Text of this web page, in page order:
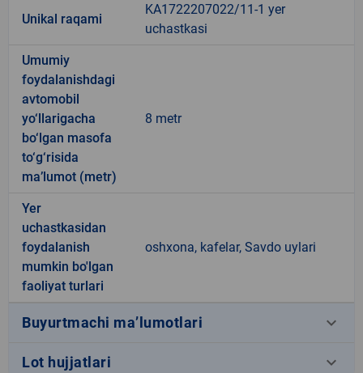
Unikal raqami
KA1722207022/11-1 yer
uchastkasi
Umumiy
foydalanishdagi
avtomobil
yo‘llarigacha
bo‘lgan masofa
to‘g‘risida
ma’lumot (metr)
8 metr
Yer
uchastkasidan
foydalanish
mumkin bo'lgan
faoliyat turlari
oshxona, kafelar, Savdo uylari
Buyurtmachi ma’lumotlari keyboard_arrow_down
Lot hujjatlari keyboard_arrow_down